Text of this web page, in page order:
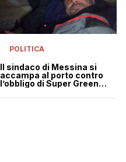
POLITICA
Il sindaco di Messina si
accampa al porto contro
l’obbligo di Super Green